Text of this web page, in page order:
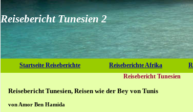
Reisebericht Tunesien 2
Startseite Reiseberichte Reiseberichte Afrika
Reisebericht Tunesien
Reisebericht Tunesien, Reisen wie der Bey von Tunis
von Amor Ben Hamida